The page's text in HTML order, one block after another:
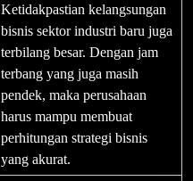
Ketidakpastian kelangsungan
bisnis sektor industri baru juga
terbilang besar. Dengan jam
terbang yang juga masih
pendek, maka perusahaan
harus mampu membuat
perhitungan strategi bisnis
yang akurat.